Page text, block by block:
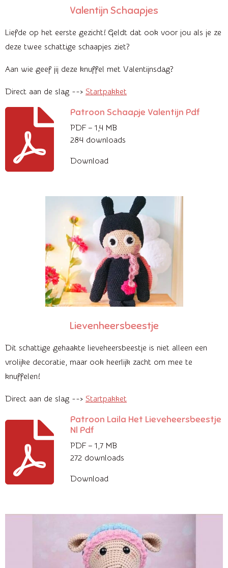
Valentijn Schaapjes
Liefde op het eerste gezicht! Geldt dat ook voor jou als je ze
deze twee schattige schaapjes ziet?
Aan wie geef jij deze knuffel met Valentijnsdag?
Direct aan de slag --> Startpakket
Patroon Schaapje Valentijn Pdf
PDF – 1,4 MB
284 downloads
Download
Lievenheersbeestje
Dit schattige gehaakte lieveheersbeestje is niet alleen een
vrolijke decoratie, maar ook heerlijk zacht om mee te
knuffelen!
Direct aan de slag --> Startpakket
Patroon Laila Het Lieveheersbeestje
Nl Pdf
PDF – 1,7 MB
272 downloads
Download